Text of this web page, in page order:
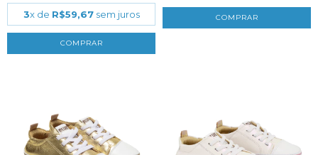
3x de R$59,67sem juros
COMPRAR
COMPRAR